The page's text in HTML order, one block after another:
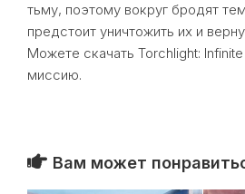
тьму, поэтому вокруг бродят
предстоит уничтожить их и
Можете скачать Torchlight:
миссию.
Вам может